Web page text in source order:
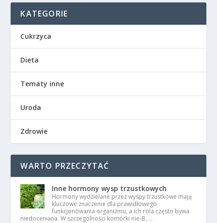
KATEGORIE
Cukrzyca
Dieta
Tematy inne
Uroda
Zdrowie
WARTO PRZECZYTAĆ
Inne hormony wysp trzustkowych
Hormony wydzielane przez wyspy trzustkowe mają
kluczowe znaczenie dla prawidłowego
funkcjonowania organizmu, a ich rola często bywa
niedoceniana. W szczególności komórki nie-B, …